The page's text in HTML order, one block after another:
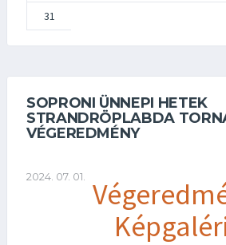
31
SOPRONI ÜNNEPI HETEK
STRANDRÖPLABDA
VÉGEREDMÉNY
2024. 07. 01.